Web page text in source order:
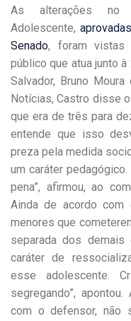
As alterações
Adolescente,
Senado, foram vistas
público que atua junto
Salvador, Bruno
Notícias, Castro disse
que era de três para
entende que isso
preza pela medida
um caráter
pena”, afirmou, ao
Ainda de acordo com
menores que
separada dos
caráter de
esse adolescente.
segregando”,
com o defensor, não